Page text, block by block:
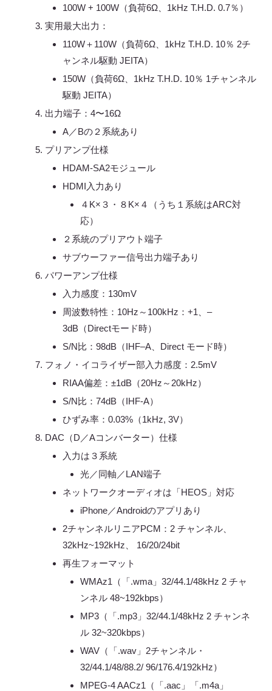
100W + 100W（負荷6Ω、1kHz T.H.D. 0.7％）
実用最大出力：
110W＋110W（負荷6Ω、1kHz T.H.D. 10％ 2チ
ャンネル駆動 JEITA）
150W（負荷6Ω、1kHz T.H.D. 10％ 1チャンネル
駆動 JEITA）
出力端子：4〜16Ω
A／Bの２系統あり
プリアンプ仕様
HDAM-SA2モジュール
HDMI入力あり
４K×３・８K×４（うち１系統はARC対
応）
２系統のプリアウト端子
サブウーファー信号出力端子あり
パワーアンプ仕様
入力感度：130mV
周波数特性：10Hz～100kHz：+1、–
3dB（Directモード時）
S/N比：98dB（IHF–A、Direct モード時）
フォノ・イコライザー部入力感度：2.5mV
RIAA偏差：±1dB（20Hz～20kHz）
S/N比：74dB（IHF-A）
ひずみ率：0.03%（1kHz, 3V）
DAC（D／Aコンバーター）仕様
入力は３系統
光／同軸／LAN端子
ネットワークオーディオは「HEOS」対応
iPhone／Androidのアプリあり
2チャンネルリニアPCM：2 チャンネル、
32kHz~192kHz、 16/20/24bit
再生フォーマット
WMAz1（「.wma」32/44.1/48kHz 2 チャ
ンネル 48~192kbps）
MP3（「.mp3」32/44.1/48kHz 2 チャンネ
ル 32~320kbps）
WAV（「.wav」2チャンネル・
32/44.1/48/88.2/ 96/176.4/192kHz）
MPEG-4 AACz1（「.aac」「.m4a」